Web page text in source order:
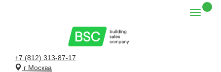
+7 (812) 313-87-17
г Москва